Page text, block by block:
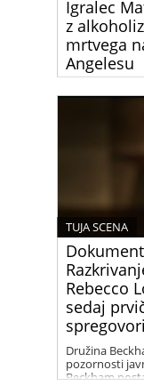
Igralec
z
mrtvega
Angelesu
legendaren
televizijski
Njegova
Rebecco
sedaj
TUJA SCENA
Družina
pozornosti
Beckham